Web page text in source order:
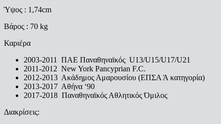
Ύψος : 1,74cm
Βάρος : 70 kg
Καριέρα
2003-2011 ΠΑΕ Παναθηναϊκός U13/U15/U17/U21
2011-2012 New York Pancyprian F.C.
2012-2013 Ακάδημος Αμαρουσίου (ΕΠΣΑ Ά κατηγορία)
2013-2017 Αθήνα ‘90
2017-2018 Παναθηναϊκός Αθλητικός Όμιλος
Διακρίσεις: